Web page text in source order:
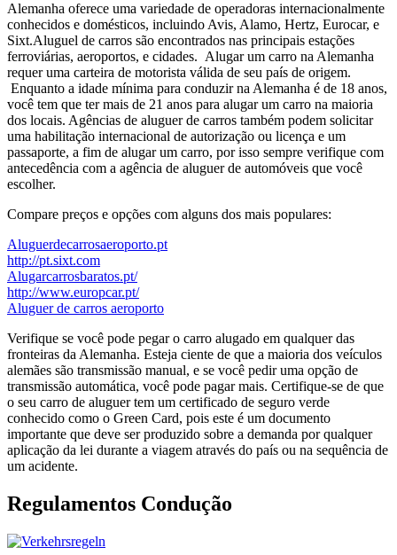
Alemanha oferece uma variedade de operadoras internacionalmente
conhecidos e domésticos, incluindo Avis, Alamo, Hertz, Eurocar, e
Sixt.Aluguel de carros são encontrados nas principais estações
ferroviárias, aeroportos, e cidades. Alugar um carro na Alemanha
requer uma carteira de motorista válida de seu país de origem.
Enquanto a idade mínima para conduzir na Alemanha é de 18 anos,
você tem que ter mais de 21 anos para alugar um carro na maioria
dos locais. Agências de aluguer de carros também podem solicitar
uma habilitação internacional de autorização ou licença e um
passaporte, a fim de alugar um carro, por isso sempre verifique com
antecedência com a agência de aluguer de automóveis que você
escolher.
Compare preços e opções com alguns dos mais populares:
Aluguerdecarrosaeroporto.pt
http://pt.sixt.com
Alugarcarrosbaratos.pt/
http://www.europcar.pt/
Aluguer de carros aeroporto
Verifique se você pode pegar o carro alugado em qualquer das
fronteiras da Alemanha. Esteja ciente de que a maioria dos veículos
alemães são transmissão manual, e se você pedir uma opção de
transmissão automática, você pode pagar mais. Certifique-se de que
o seu carro de aluguer tem um certificado de seguro verde
conhecido como o Green Card, pois este é um documento
importante que deve ser produzido sobre a demanda por qualquer
aplicação da lei durante a viagem através do país ou na sequência de
um acidente.
Regulamentos Condução